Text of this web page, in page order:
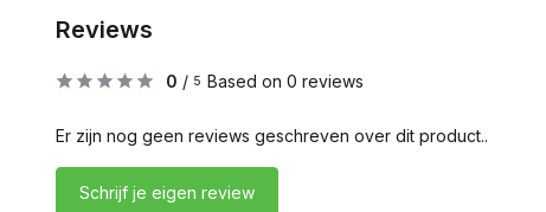
Reviews
0 / 5 Based on 0 reviews
Er zijn nog geen reviews geschreven over dit product..
Schrijf je eigen review